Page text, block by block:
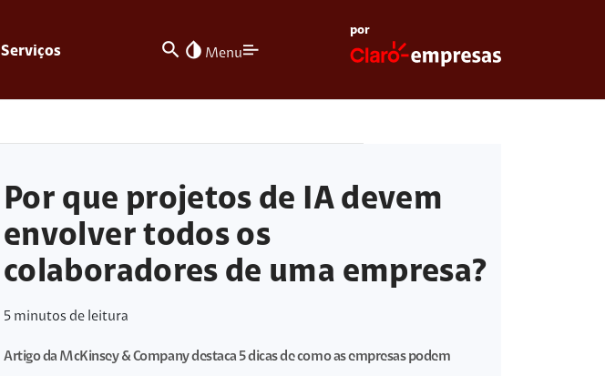
Serviços search invert_colors Menu
por
Por que projetos de IA devem
envolver todos os
colaboradores de uma empresa?
5 minutos de leitura
Artigo da McKinsey & Company destaca 5 dicas de como as empresas podem